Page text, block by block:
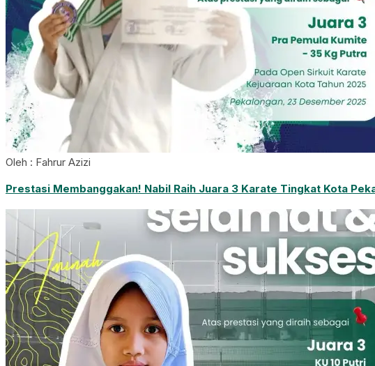
Oleh : Fahrur Azizi
Prestasi Membanggakan! Nabil Raih Juara 3 Karate Tingkat Kota